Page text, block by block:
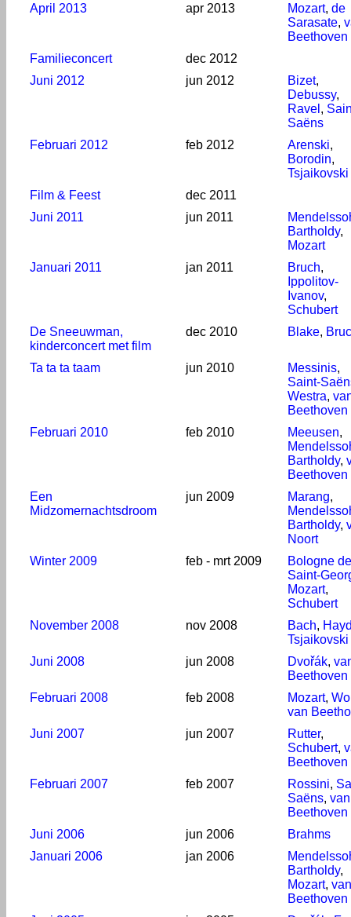
April 2013
apr 2013 Mozart, de
Sarasate,
Beethoven
Familieconcert
dec 2012
Juni 2012
jun 2012 Bizet,
Debussy,
Ravel ,
Saëns
Februari 2012
feb 2012 Arenski,
Borodin,
Tsjaikovski
Film & Feest
dec 2011
Juni 2011
jun 2011
Bartholdy,
Mozart
Januari 2011
jan 2011 Bruch,
Ippolitov-
Ivanov,
Schubert
De Sneeuwman,
kinderconcert met film
dec 2010 Blake,
Ta ta ta taam jun 2010 Messinis,
Saint-
Westra,
Beethoven
Februari 2010
feb 2010 Meeusen,
Bartholdy,
Beethoven
Een
Midzomernachtsdroom
jun 2009 Marang,
Bartholdy,
Noort
Winter 2009
feb - mrt 2009
Bologne de
Saint-
Mozart,
Schubert
November 2008
nov 2008 Bach,
Tsjaikovski
Juni 2008
jun 2008 Dvořák,
Beethoven
Februari 2008
feb 2008 Mozart,
van
Juni 2007
jun 2007 Rutter,
Schubert,
Beethoven
Februari 2007
feb 2007 Rossini,
Saëns, van
Beethoven
Juni 2006
jun 2006
Brahms
Januari 2006
jan 2006
Bartholdy,
Mozart, van
Beethoven